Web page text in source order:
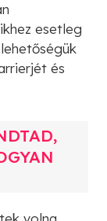
esetleg
és